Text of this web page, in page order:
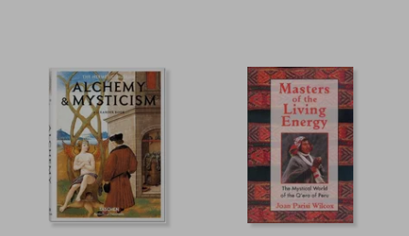
55%
dcto.
S/ 172,64
S/ 77,69
55%
dcto.